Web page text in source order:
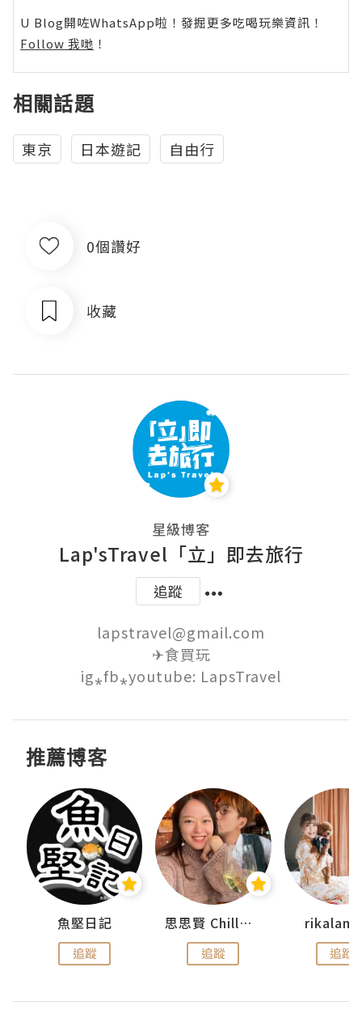
U Blog開咗WhatsApp啦！發掘更多吃喝玩樂資訊！
Follow 我哋 ！
相關話題
東京 日本遊記 自由行
0個讚好
收藏
星級博客
Lap'sTravel「立」即去旅行
追蹤
lapstravel@gmail.com
✈食買玩
ig⁎fb⁎youtube: LapsTravel
推薦博客
魚堅日記
追蹤
思思賢 ChillMyBabe
追蹤 追蹤